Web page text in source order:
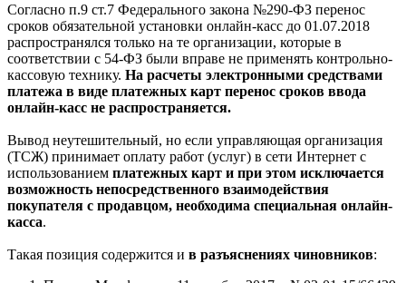
Согласно п.9 ст.7 Федерального закона №290-ФЗ перенос
сроков обязательной установки онлайн-касс до 01.07.2018
распространялся только на те организации, которые в
соответствии с 54-ФЗ были вправе не применять контрольно-
кассовую технику. На расчеты электронными средствами
платежа в виде платежных карт перенос сроков ввода
онлайн-касс не распространяется.
Вывод неутешительный, но если управляющая организация
(ТСЖ) принимает оплату работ (услуг) в сети Интернет с
использованием платежных карт и при этом исключается
возможность непосредственного взаимодействия
покупателя с продавцом, необходима специальная онлайн-
касса.
Такая позиция содержится и в разъяснениях чиновников: